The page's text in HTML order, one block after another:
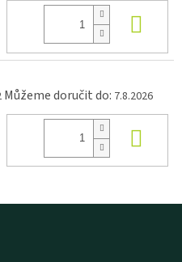
Můžeme doručit do: 7.8.2026